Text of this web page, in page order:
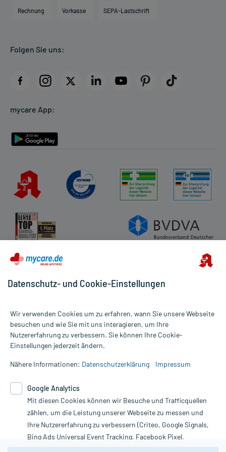
Direktabrechnung PKV
AGB
Datenschutz
Rückgabe/Widerruf
Rechnung Vorkasse SEPA-Lastschrift
Folgen Sie uns:
mycare App:
Alle Preise gelten inkl. MwSt., ggf. zzgl. Versandkosten
Informationen auf dieser Website werden ausschließlich für
die Untersuchung und Behandlung durch einen Arzt. Bitte
Therapien eingeleitet werden können. | Diese Webseite benutzt
Google Analytics. Lesen Sie bitte dazu die wichtigen Hinweise in
unserer Datenschutzerklärung. Für den Widerruf einer Bestellung
nutzen Sie das Formular:
Vertrag widerrufen
Datenschutz- und Cookie-Einstellungen
Wir verwenden Cookies um zu erfahren, wann Sie unsere Webseite
besuchen und wie Sie mit uns interagieren, um Ihre
Nutzererfahrung zu verbessern. Sie können Ihre Cookie-
Einstellungen jederzeit ändern.
Nähere Informationen: Datenschutzerklärung Impressum
Google Analytics
Mit diesen Cookies können wir Besuche und Trafficquellen
zählen, um die Leistung unserer Webseite zu messen und
Ihre Nutzererfahrung zu verbessern (Criteo, Google Signals,
Bing Ads Universal Event Tracking, Facebook Pixel,
Youtube-Social Plugin).